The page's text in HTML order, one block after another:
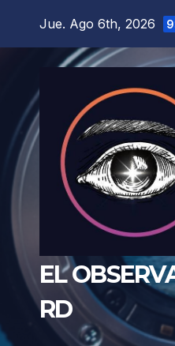
Jue. Ago 6th, 2026
EL
RD